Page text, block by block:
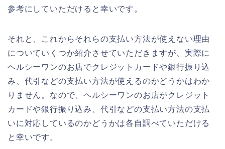
参考にしていただけると幸いです。
それと、これからそれらの支払い方法が使えない理由
についていくつか紹介させていただきますが、実際に
ヘルシーワンのお店でクレジットカードや銀行振り込
み、代引などの支払い方法が使えるのかどうかはわか
りません。なので、ヘルシーワンのお店がクレジット
カードや銀行振り込み、代引などの支払い方法の支払
いに対応しているのかどうかは各自調べていただける
と幸いです。